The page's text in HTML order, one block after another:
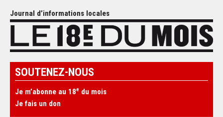
Journal d’informations locales
SOUTENEZ-NOUS
Je m’abonne au 18e du mois
Je fais un don